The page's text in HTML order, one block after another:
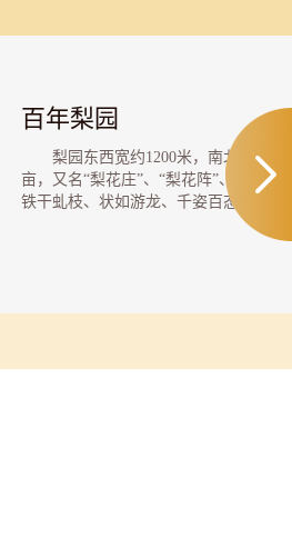
百年梨园
梨园东西宽约1200米，南北长约
亩，又名“梨花庄”、“梨花阵”、“古梨
铁干虬枝、状如游龙、千姿百态，连片
和自然资源遗产，是北京地区树龄最
有梨树王、夫妻树、相思树、千手观